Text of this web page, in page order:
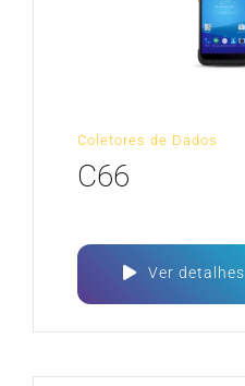
Coletores de Dados
C66
Ver detalhes